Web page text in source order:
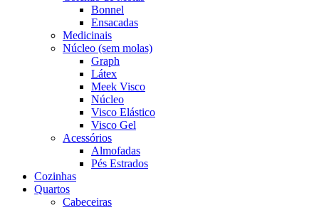
Bonnel
Ensacadas
Medicinais
Núcleo (sem molas)
Graph
Látex
Meek Visco
Núcleo
Visco Elástico
Visco Gel
Acessórios
Almofadas
Pés Estrados
Cozinhas
Quartos
Cabeceiras